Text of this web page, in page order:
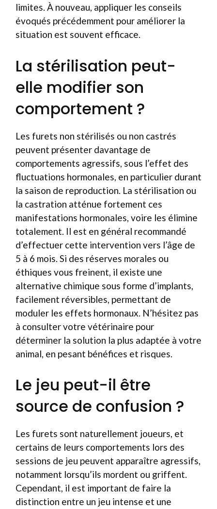
limites. À nouveau, appliquer les conseils
évoqués précédemment pour améliorer la
situation est souvent efficace.
La stérilisation peut-
elle modifier son
comportement ?
Les furets non stérilisés ou non castrés
peuvent présenter davantage de
comportements agressifs, sous l’effet des
fluctuations hormonales, en particulier durant
la saison de reproduction. La stérilisation ou
la castration atténue fortement ces
manifestations hormonales, voire les élimine
totalement. Il est en général recommandé
d’effectuer cette intervention vers l’âge de
5 à 6 mois. Si des réserves morales ou
éthiques vous freinent, il existe une
alternative chimique sous forme d’implants,
facilement réversibles, permettant de
moduler les effets hormonaux. N’hésitez pas
à consulter votre vétérinaire pour
déterminer la solution la plus adaptée à votre
animal, en pesant bénéfices et risques.
Le jeu peut-il être
source de confusion ?
Les furets sont naturellement joueurs, et
certains de leurs comportements lors des
sessions de jeu peuvent apparaître agressifs,
notamment lorsqu’ils mordent ou griffent.
Cependant, il est important de faire la
distinction entre un jeu intense et une